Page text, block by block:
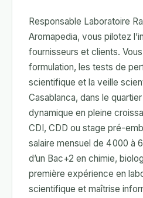
Responsable Laboratoire
Aromapedia, vous pilotez
fournisseurs et clients.
formulation, les tests de
scientifique et la veille
Casablanca, dans le
dynamique en pleine
CDI, CDD ou stage pré-
salaire mensuel de 4 000 à
d’un Bac+2 en chimie,
première expérience en
scientifique et maîtrise